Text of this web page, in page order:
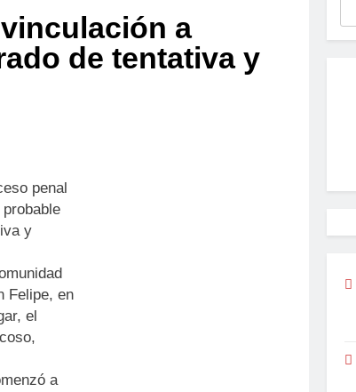
a
de tentativa y
penal
y
Felipe, en
el
a